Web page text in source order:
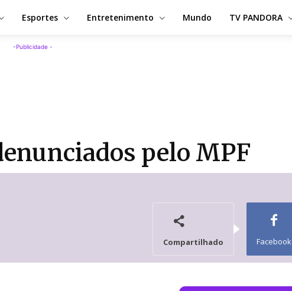
Esportes Entretenimento Mundo TV PANDORA
-Publicidade -
pelo MPF
Compartilhado Facebook